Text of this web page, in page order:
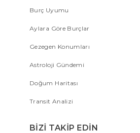
Burç Uyumu
Aylara Göre Burçlar
Gezegen Konumları
Astroloji Gündemi
Doğum Haritası
Transit Analizi
BİZİ TAKİP EDİN